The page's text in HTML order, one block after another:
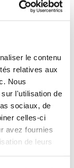
le contenu
relatives aux
Nous
l'utilisation de
sociaux, de
celles-ci
avez fournies
de leurs
18,00 € TTC